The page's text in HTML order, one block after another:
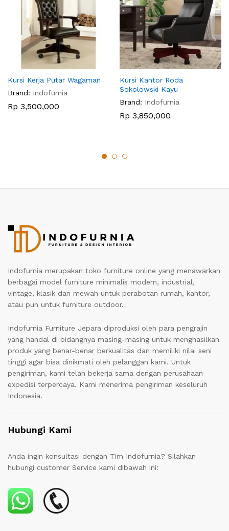
Kursi Kerja Putar Wagaman
Brand: Indofurnia
Rp 3,500,000
Kursi Kantor Roda
Sokolowski Kayu
Brand: Indofurnia
Rp 3,850,000
Indofurnia merupakan toko furniture online yang menawarkan
berbagai model furniture minimalis modern, industrial,
vintage, klasik dan mewah untuk perabotan rumah, kantor,
atau pun untuk furniture outdoor.
Indofurnia Furniture Jepara diproduksi oleh para pengrajin
yang handal di bidangnya masing-masing untuk menghasilkan
produk yang benar-benar berkualitas dan memiliki nilai seni
tinggi agar bisa dinikmati oleh pelanggan kami. Untuk
pengiriman, kami telah bekerja sama dengan perusahaan
expedisi terpercaya. Kami menerima pengiriman keseluruh
Indonesia.
Hubungi Kami
Anda ingin konsultasi dengan Tim Indofurnia? Silahkan
hubungi customer Service kami dibawah ini: